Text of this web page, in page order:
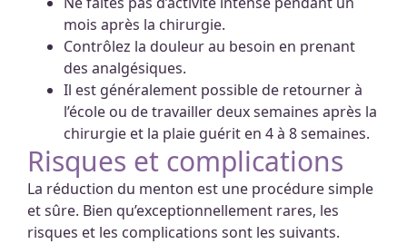
mois après la chirurgie.
Contrôlez la douleur au besoin en prenant
des analgésiques.
Il est généralement possible de retourner à
l’école ou de travailler deux semaines après la
chirurgie et la plaie guérit en 4 à 8 semaines.
Risques et complications
La réduction du menton est une procédure simple
et sûre. Bien qu’exceptionnellement rares, les
risques et les complications sont les suivants.